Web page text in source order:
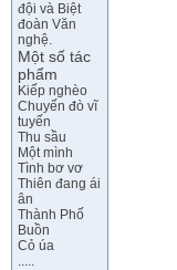
đội và Biệt
đoàn Văn
nghệ.
Một số tác
phẩm
Kiếp nghèo
Chuyến đò vĩ
tuyến
Thu sầu
Một mình
Tình bơ vơ
Thiên đang ái
ân
Thành Phố
Buồn
Cỏ úa
.....